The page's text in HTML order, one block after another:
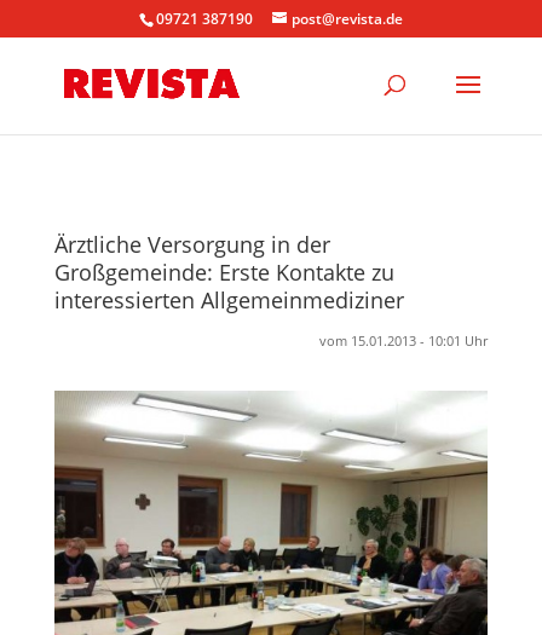
09721 387190 post@revista.de
Ärztliche Versorgung in der
Großgemeinde: Erste Kontakte zu
interessierten Allgemeinmediziner
vom 15.01.2013 - 10:01 Uhr